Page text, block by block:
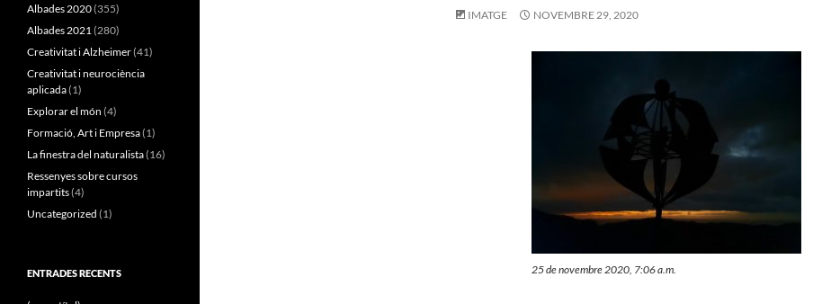
IMATGE
NOVEMBRE 29, 2020
25 de novembre 2020, 7:06 a.m.
Albades 2020(355)
Albades 2021(280)
Creativitat i Alzheimer(41)
Creativitat i neurociència
aplicada(1)
Explorar el món (4)
Formació, Art i Empresa(1)
La finestra del naturalista(16)
Ressenyes sobre cursos
impartits(4)
Uncategorized (1)
ENTRADES RECENTS